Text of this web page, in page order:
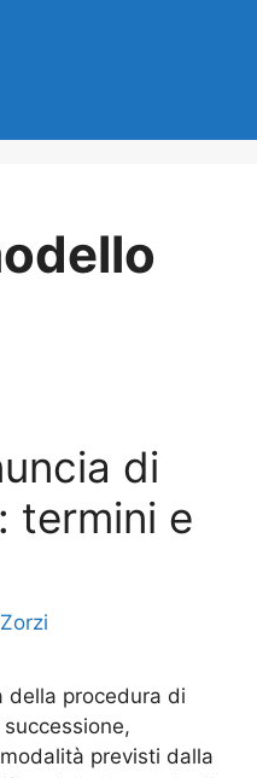
di
termini e
della procedura di
previsti dalla